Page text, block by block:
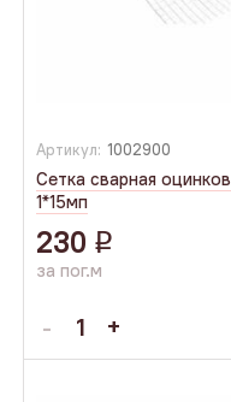
Артикул: 1002900
Сетка сварная
1*15мп
230 q
за пог.м